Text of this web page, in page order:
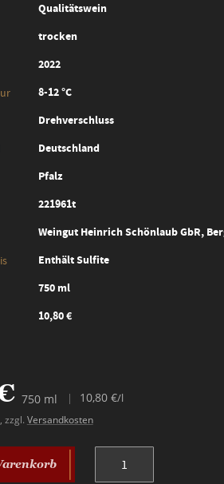
Qualitätswein
trocken
2022
8-12 °C
Drehverschluss
Deutschland
Pfalz
221961t
Weingut Heinrich Schönlaub GbR,
Enthält Sulfite
750 ml
10,80 €
750 ml
, zzgl. Versandkosten
10,80 €/l